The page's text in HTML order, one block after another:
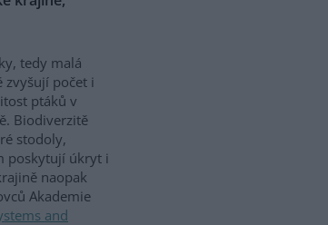
tedy malá
zvyšují počet i
ptáků v
Biodiverzitě
stodoly,
poskytují úkryt i
naopak
Akademie
and